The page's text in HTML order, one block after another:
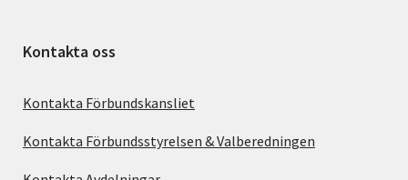
Kontakta oss
Kontakta Förbundskansliet
Kontakta Förbundsstyrelsen & Valberedningen